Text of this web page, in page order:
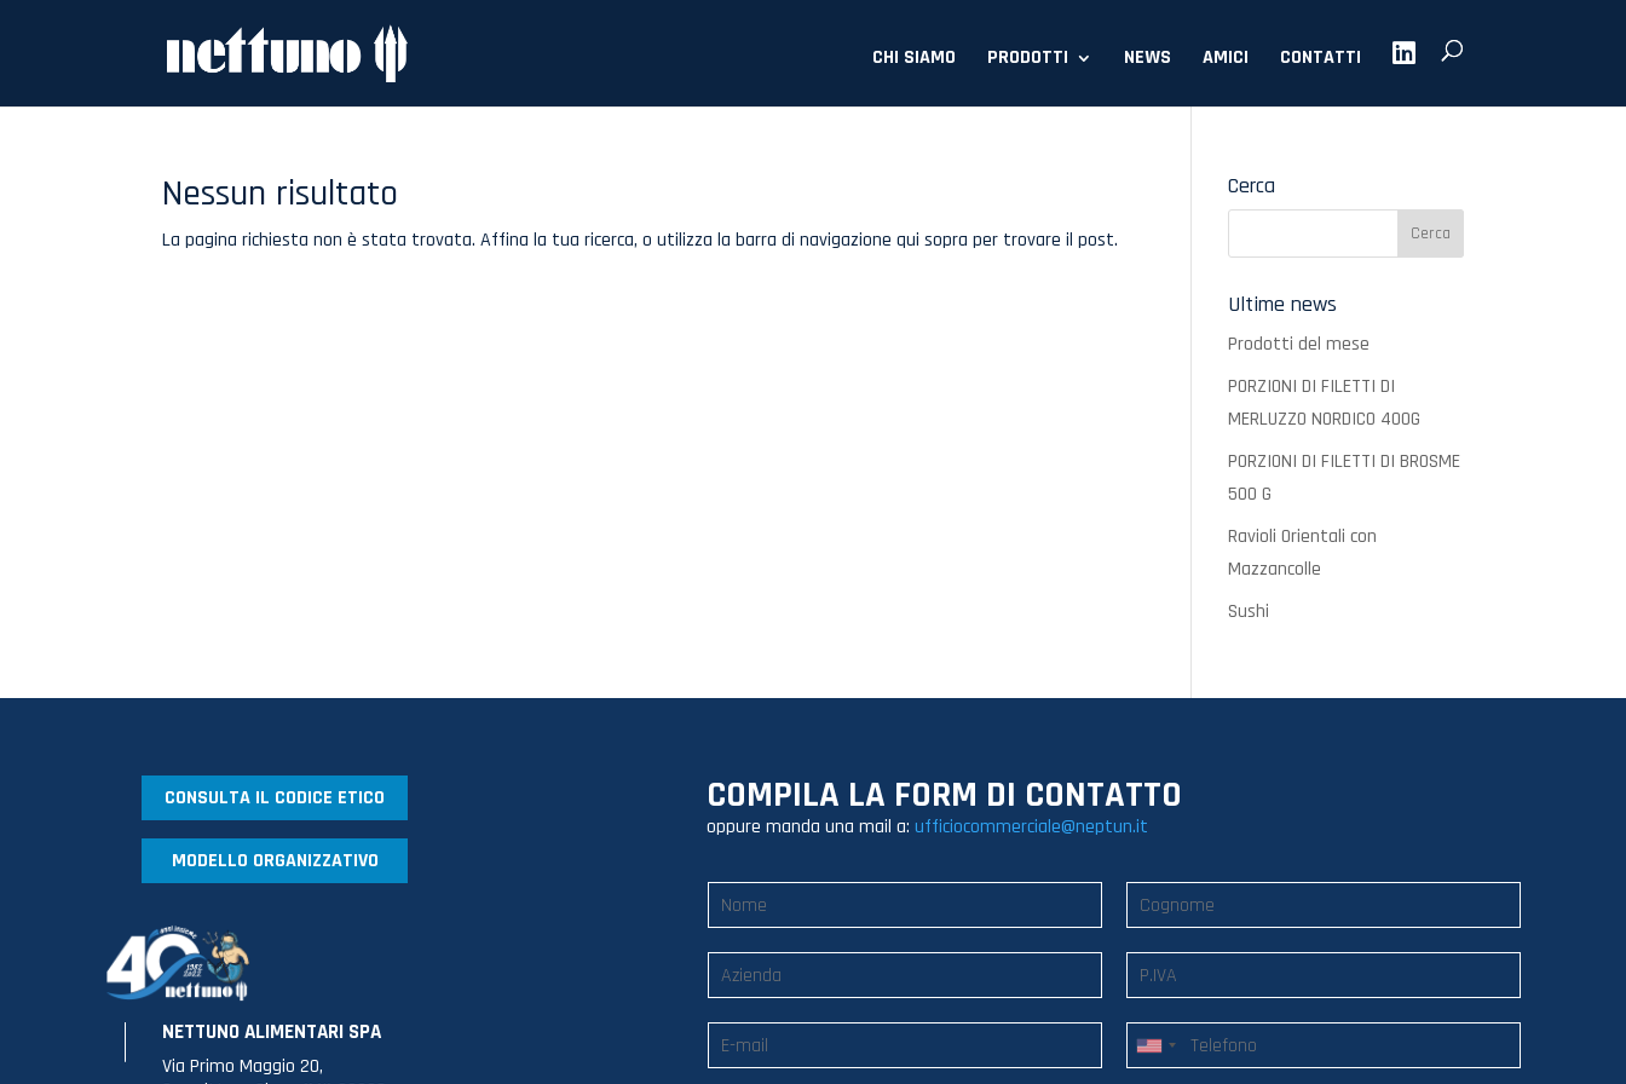
CHI SIAMO PRODOTTI NEWS AMICI CONTATTI
Nessun risultato
La pagina richiesta non è stata trovata. Affina la tua ricerca, o utilizza la barra di navigazione qui sopra per trovare il post.
Cerca
Ultime news
Prodotti del mese
PORZIONI DI FILETTI DI
MERLUZZO NORDICO 400G
PORZIONI DI FILETTI DI BROSME
500 G
Ravioli Orientali con
Mazzancolle
Sushi
CONSULTA IL CODICE ETICO
MODELLO ORGANIZZATIVO
NETTUNO ALIMENTARI SPA
Via Primo Maggio 20,
COMPILA LA FORM DI CONTATTO
oppure manda una mail a:ufficiocommerciale@neptun.it